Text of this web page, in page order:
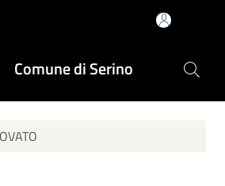
Comune di Serino